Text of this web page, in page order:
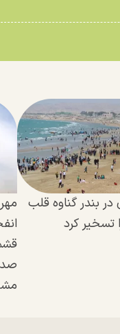
بندر گناوه قلب
تسخیر کرد